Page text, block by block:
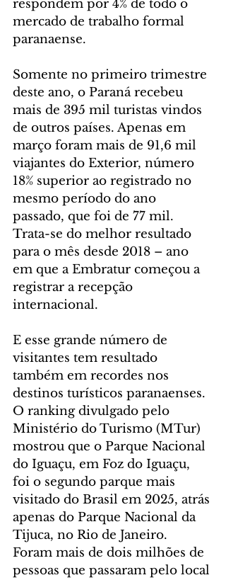
respondem por 4% de todo o
mercado de trabalho formal
paranaense.
Somente no primeiro trimestre
deste ano, o Paraná recebeu
mais de 395 mil turistas vindos
de outros países. Apenas em
março foram mais de 91,6 mil
viajantes do Exterior, número
18% superior ao registrado no
mesmo período do ano
passado, que foi de 77 mil.
Trata-se do melhor resultado
para o mês desde 2018 – ano
em que a Embratur começou a
registrar a recepção
internacional.
E esse grande número de
visitantes tem resultado
também em recordes nos
destinos turísticos paranaenses.
O ranking divulgado pelo
Ministério do Turismo (MTur)
mostrou que o Parque Nacional
do Iguaçu, em Foz do Iguaçu,
foi o segundo parque mais
visitado do Brasil em 2025, atrás
apenas do Parque Nacional da
Tijuca, no Rio de Janeiro.
Foram mais de dois milhões de
pessoas que passaram pelo local